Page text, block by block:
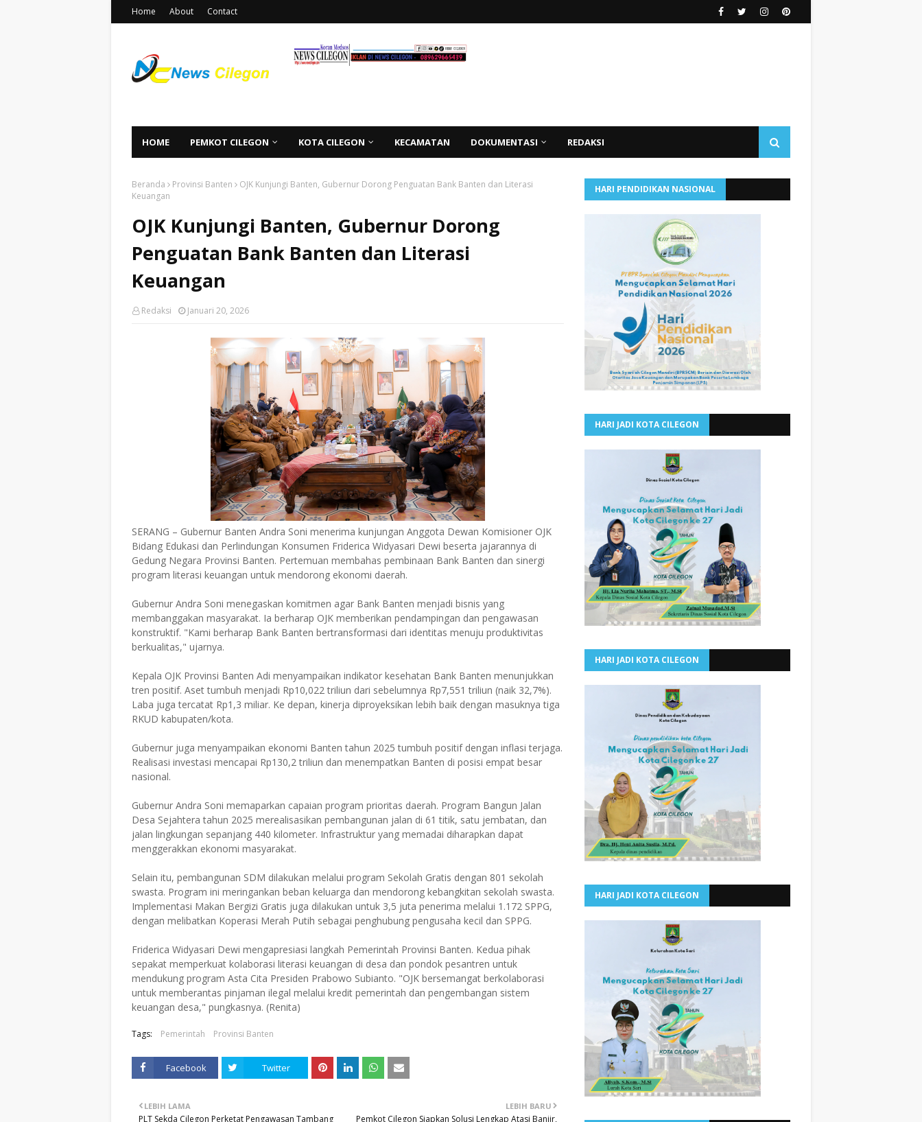
Home About Contact
HOME PEMKOT CILEGON KOTA CILEGON KECAMATAN DOKUMENTASI REDAKSI
Beranda Provinsi Banten
OJK Kunjungi Banten, Gubernur Dorong Penguatan Bank Banten dan Literasi
Keuangan
OJK Kunjungi Banten, Gubernur Dorong
Penguatan Bank Banten dan Literasi
Keuangan
Redaksi Januari 20, 2026
SERANG – Gubernur Banten Andra Soni menerima kunjungan Anggota Dewan Komisioner OJK
Bidang Edukasi dan Perlindungan Konsumen Friderica Widyasari Dewi beserta jajarannya di
Gedung Negara Provinsi Banten. Pertemuan membahas pembinaan Bank Banten dan sinergi
program literasi keuangan untuk mendorong ekonomi daerah.
Gubernur Andra Soni menegaskan komitmen agar Bank Banten menjadi bisnis yang
membanggakan masyarakat. Ia berharap OJK memberikan pendampingan dan pengawasan
konstruktif. "Kami berharap Bank Banten bertransformasi dari identitas menuju produktivitas
berkualitas," ujarnya.
Kepala OJK Provinsi Banten Adi menyampaikan indikator kesehatan Bank Banten menunjukkan
tren positif. Aset tumbuh menjadi Rp10,022 triliun dari sebelumnya Rp7,551 triliun (naik 32,7%).
Laba juga tercatat Rp1,3 miliar. Ke depan, kinerja diproyeksikan lebih baik dengan masuknya tiga
RKUD kabupaten/kota.
Gubernur juga menyampaikan ekonomi Banten tahun 2025 tumbuh positif dengan inflasi terjaga.
Realisasi investasi mencapai Rp130,2 triliun dan menempatkan Banten di posisi empat besar
nasional.
Gubernur Andra Soni memaparkan capaian program prioritas daerah. Program Bangun Jalan
Desa Sejahtera tahun 2025 merealisasikan pembangunan jalan di 61 titik, satu jembatan, dan
jalan lingkungan sepanjang 440 kilometer. Infrastruktur yang memadai diharapkan dapat
menggerakkan ekonomi masyarakat.
Selain itu, pembangunan SDM dilakukan melalui program Sekolah Gratis dengan 801 sekolah
swasta. Program ini meringankan beban keluarga dan mendorong kebangkitan sekolah swasta.
Implementasi Makan Bergizi Gratis juga dilakukan untuk 3,5 juta penerima melalui 1.172 SPPG,
dengan melibatkan Koperasi Merah Putih sebagai penghubung pengusaha kecil dan SPPG.
Friderica Widyasari Dewi mengapresiasi langkah Pemerintah Provinsi Banten. Kedua pihak
sepakat memperkuat kolaborasi literasi keuangan di desa dan pondok pesantren untuk
mendukung program Asta Cita Presiden Prabowo Subianto. "OJK bersemangat berkolaborasi
untuk memberantas pinjaman ilegal melalui kredit pemerintah dan pengembangan sistem
keuangan desa," pungkasnya. (Renita)
Tags: Pemerintah Provinsi Banten
Facebook Twitter
LEBIH BARU
Pemkot Cilegon Siapkan Solusi Lengkap Atasi Banjir,
LEBIH LAMA
PLT Sekda Cilegon Perketat Pengawasan Tambang
HARI PENDIDIKAN NASIONAL
HARI JADI KOTA CILEGON
HARI JADI KOTA CILEGON
HARI JADI KOTA CILEGON